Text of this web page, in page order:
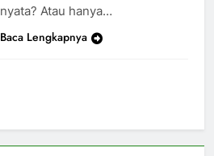
nyata? Atau hanya…
Baca Lengkapnya